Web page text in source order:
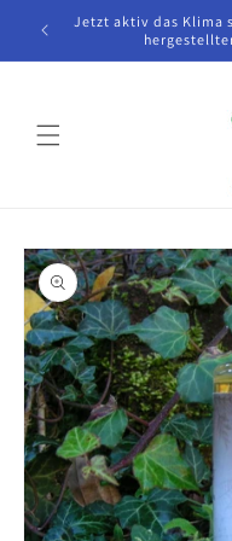
zum
Jetzt aktiv das Klima